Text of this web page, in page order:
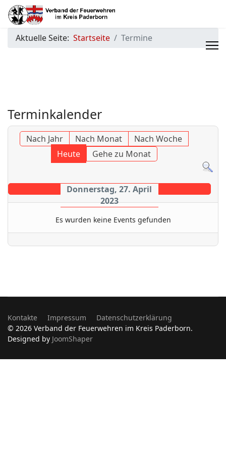
Aktuelle Seite: Startseite Termine
Terminkalender
Nach Jahr Nach Monat
Nach Woche
Heute
Gehe zu Monat
Donnerstag, 27. April
2023
Es wurden keine Events gefunden
Kontakte Impressum
Datenschutzerklärung
© 2026 Verband der Feuerwehren im Kreis Paderborn.
Designed by JoomShaper